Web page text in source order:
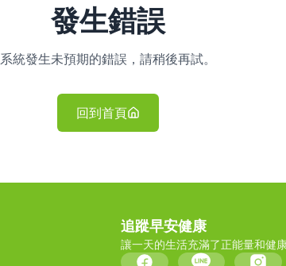
發生錯誤
系統發生未預期的錯誤，請稍後再試。
回到首頁
追蹤早安健康
讓一天的生活充滿了正能量和健